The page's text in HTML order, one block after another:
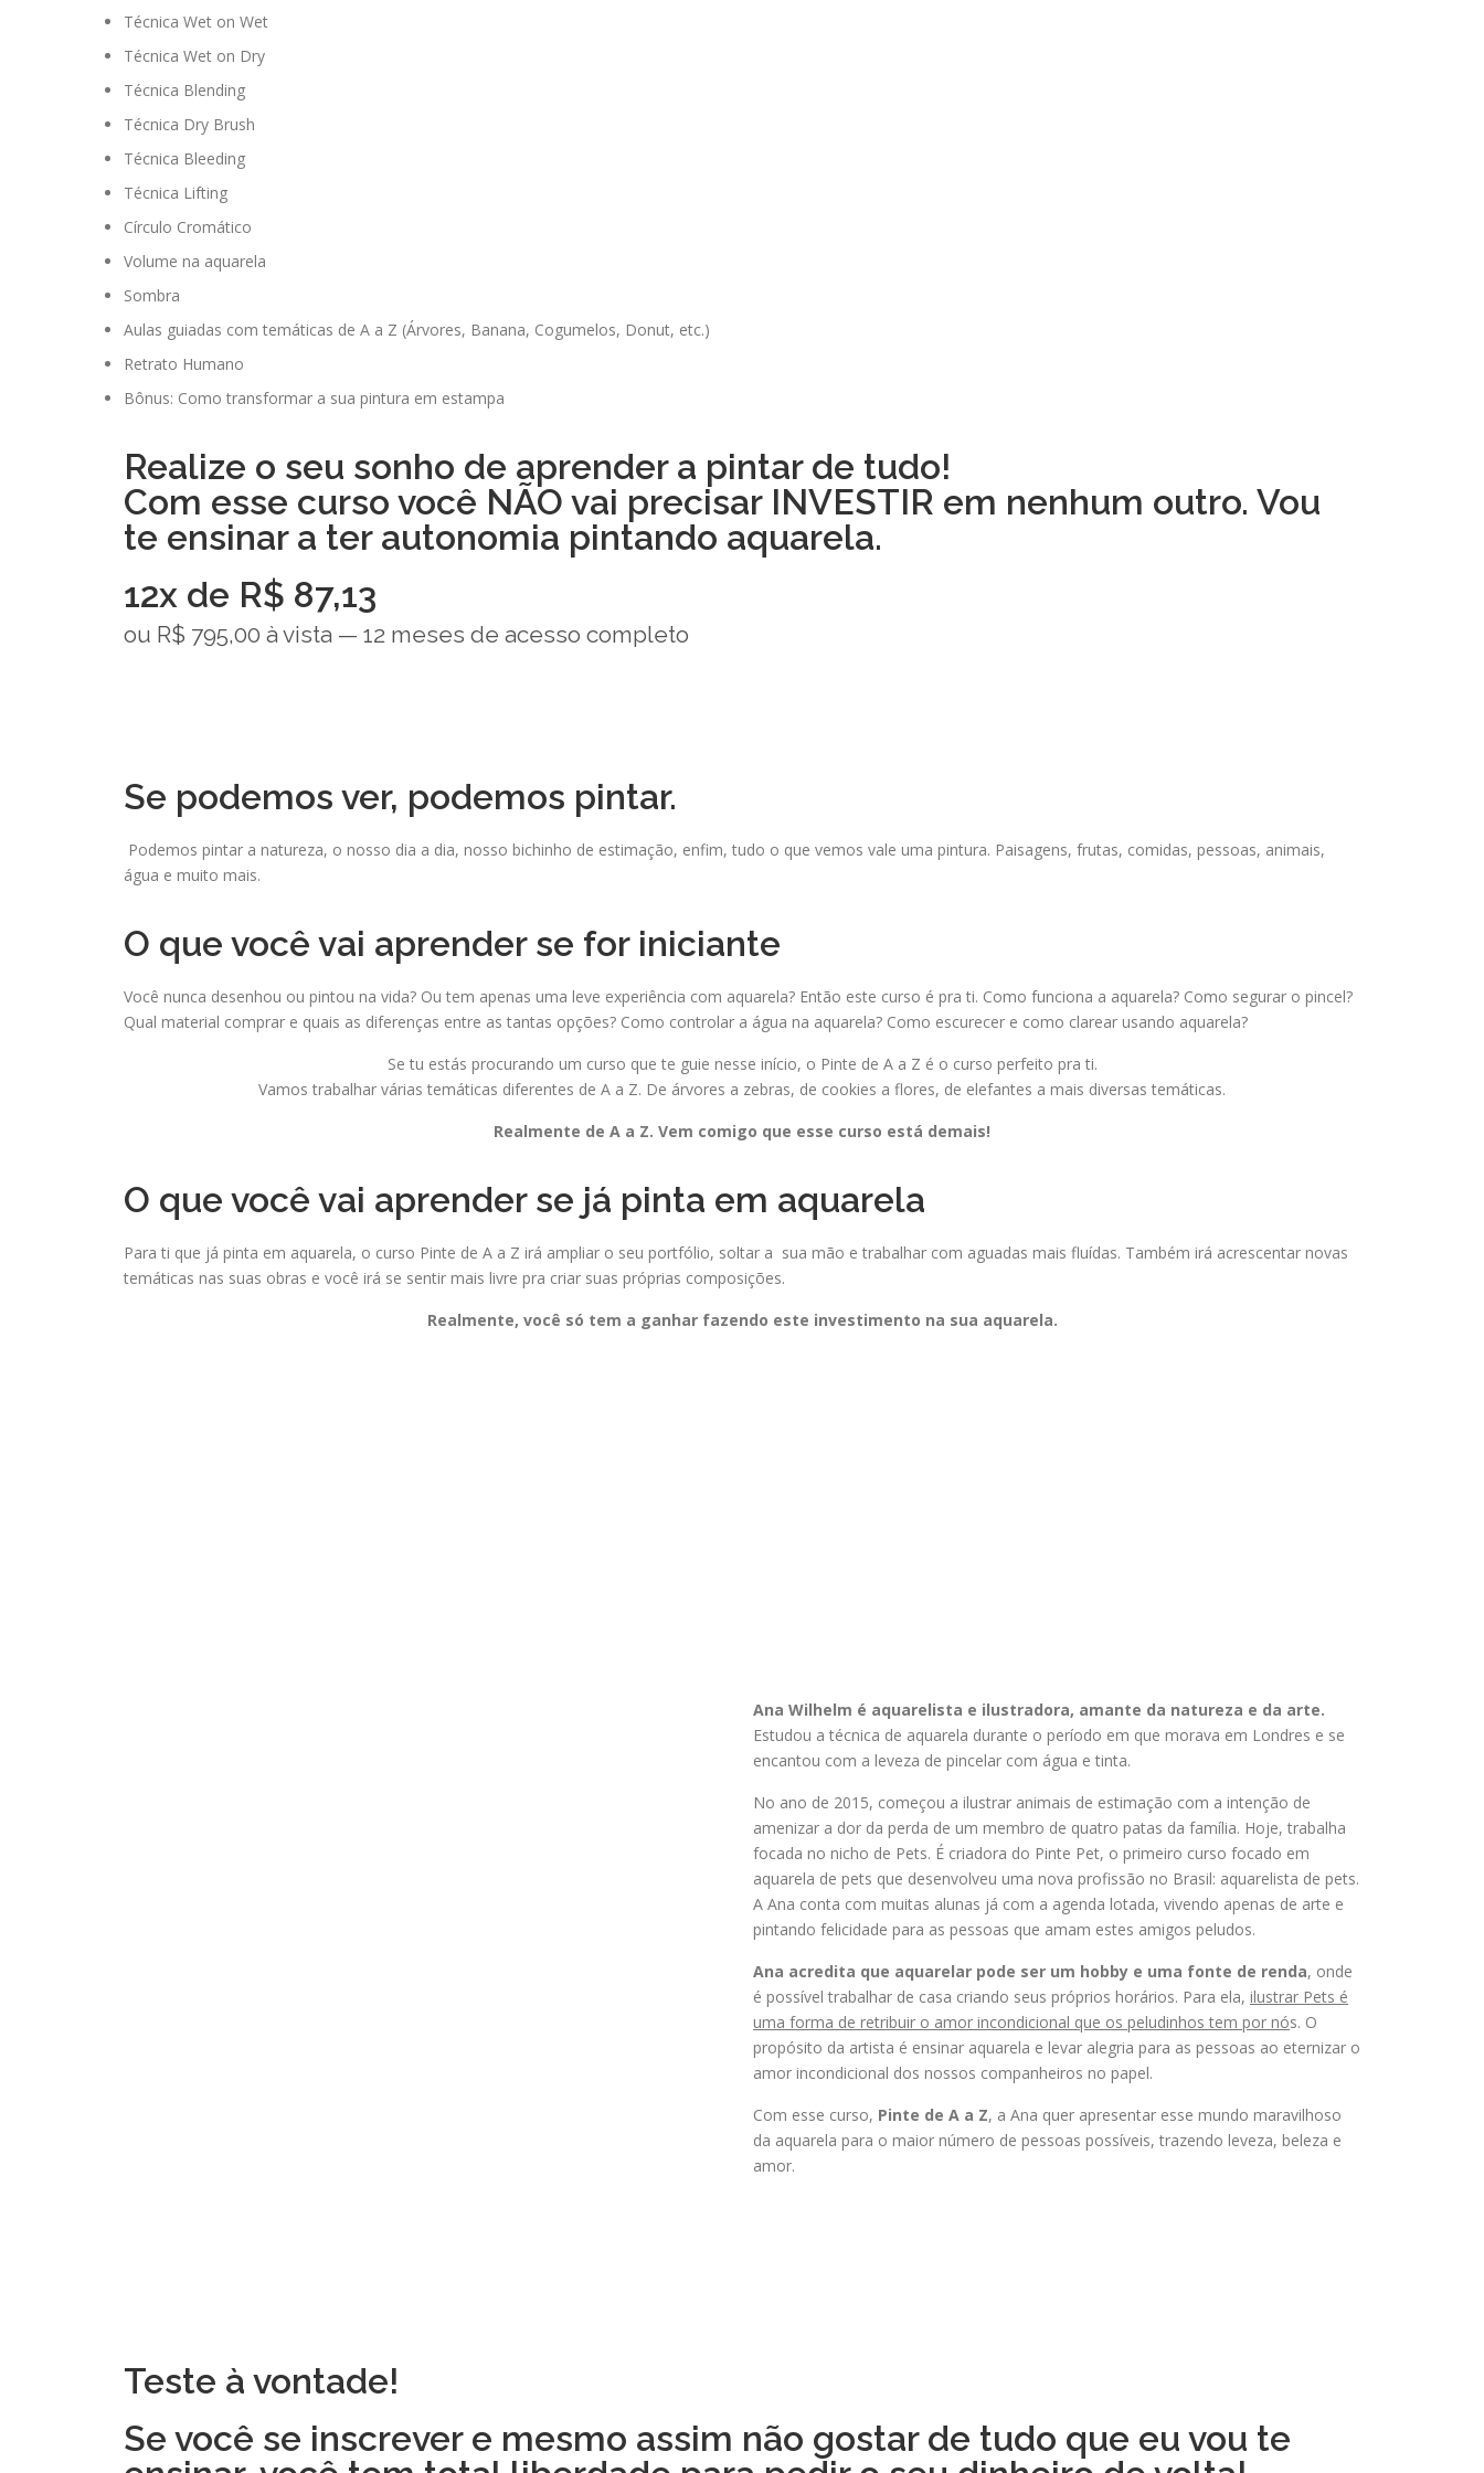
Técnica Wet on Wet
Técnica Wet on Dry
Técnica Blending
Técnica Dry Brush
Técnica Bleeding
Técnica Lifting
Círculo Cromático
Volume na aquarela
Sombra
Aulas guiadas com temáticas de A a Z (Árvores, Banana, Cogumelos, Donut, etc.)
Retrato Humano
Bônus: Como transformar a sua pintura em estampa
Realize o seu sonho de aprender a pintar de tudo!
Com esse curso você NÃO vai precisar INVESTIR em nenhum outro. Vou
te ensinar a ter autonomia pintando aquarela.
12x de R$ 87,13
ou R$ 795,00 à vista — 12 meses de acesso completo
Se podemos ver, podemos pintar.
Podemos pintar a natureza, o nosso dia a dia, nosso bichinho de estimação, enfim, tudo o que vemos vale uma pintura. Paisagens, frutas, comidas, pessoas, animais,
água e muito mais.
O que você vai aprender se for iniciante
Você nunca desenhou ou pintou na vida? Ou tem apenas uma leve experiência com aquarela? Então este curso é pra ti. Como funciona a aquarela? Como segurar o pincel?
Qual material comprar e quais as diferenças entre as tantas opções? Como controlar a água na aquarela? Como escurecer e como clarear usando aquarela?
Se tu estás procurando um curso que te guie nesse início, o Pinte de A a Z é o curso perfeito pra ti.
Vamos trabalhar várias temáticas diferentes de A a Z. De árvores a zebras, de cookies a flores, de elefantes a mais diversas temáticas.
Realmente de A a Z. Vem comigo que esse curso está demais!
O que você vai aprender se já pinta em aquarela
Para ti que já pinta em aquarela, o curso Pinte de A a Z irá ampliar o seu portfólio, soltar a sua mão e trabalhar com aguadas mais fluídas. Também irá acrescentar novas
temáticas nas suas obras e você irá se sentir mais livre pra criar suas próprias composições.
Realmente, você só tem a ganhar fazendo este investimento na sua aquarela.
Ana Wilhelm é aquarelista e ilustradora, amante da natureza e da arte.
Estudou a técnica de aquarela durante o período em que morava em Londres e se
encantou com a leveza de pincelar com água e tinta.
No ano de 2015, começou a ilustrar animais de estimação com a intenção de
amenizar a dor da perda de um membro de quatro patas da família. Hoje, trabalha
focada no nicho de Pets. É criadora do Pinte Pet, o primeiro curso focado em
aquarela de pets que desenvolveu uma nova profissão no Brasil: aquarelista de pets.
A Ana conta com muitas alunas já com a agenda lotada, vivendo apenas de arte e
pintando felicidade para as pessoas que amam estes amigos peludos.
Ana acredita que aquarelar pode ser um hobby e uma fonte de renda, onde
é possível trabalhar de casa criando seus próprios horários. Para ela, ilustrar Pets é
uma forma de retribuir o amor incondicional que os peludinhos tem por nós. O
propósito da artista é ensinar aquarela e levar alegria para as pessoas ao eternizar o
amor incondicional dos nossos companheiros no papel.
Com esse curso, Pinte de A a Z, a Ana quer apresentar esse mundo maravilhoso
da aquarela para o maior número de pessoas possíveis, trazendo leveza, beleza e
amor.
Teste à vontade!
Se você se inscrever e mesmo assim não gostar de tudo que eu vou te